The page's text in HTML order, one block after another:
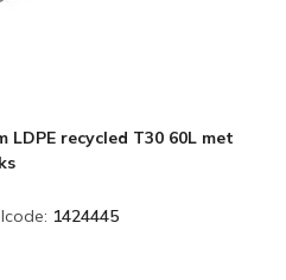
recycled T30 60L met
1424445